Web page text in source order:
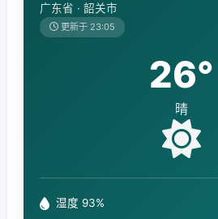
广东省 · 韶关市
更新于 23:05
26°
晴
湿度 93%